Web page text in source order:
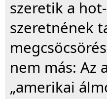
szeretik a
szeretnének
nem más: Az
„amerikai